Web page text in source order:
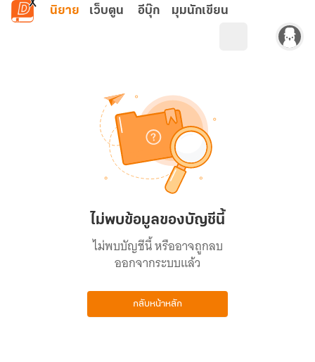
ข้ามไปยังเนื้อหาหลัก
นิยาย เว็บตูน อีบุ๊ก มุมนักเขียน
ไม่พบข้อมูลของบัญชีนี้
ไม่พบบัญชีนี้ หรืออาจถูกลบ
ออกจากระบบแล้ว
กลับหน้าหลัก